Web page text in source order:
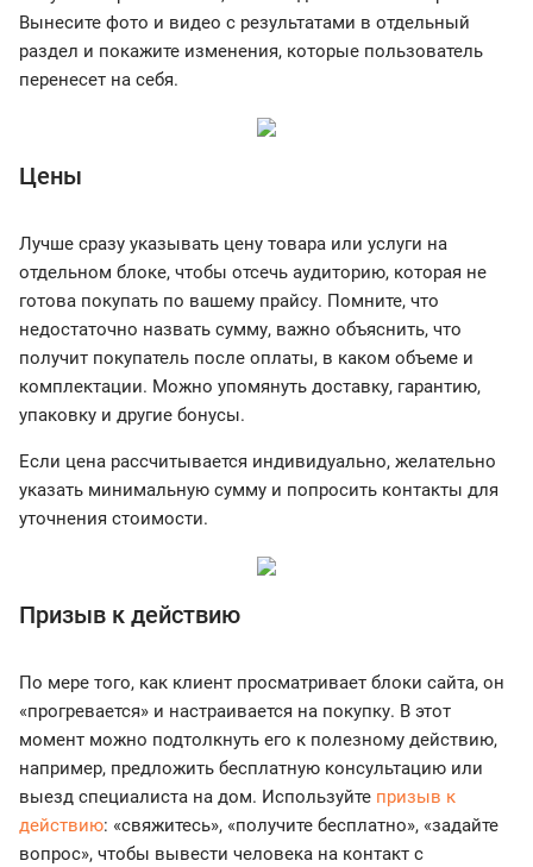
Вынесите фото и видео с результатами в отдельный
раздел и покажите изменения, которые пользователь
перенесет на себя.
Цены
Лучше сразу указывать цену товара или услуги на
отдельном блоке, чтобы отсечь аудиторию, которая не
готова покупать по вашему прайсу. Помните, что
недостаточно назвать сумму, важно объяснить, что
получит покупатель после оплаты, в каком объеме и
комплектации. Можно упомянуть доставку, гарантию,
упаковку и другие бонусы.
Если цена рассчитывается индивидуально, желательно
указать минимальную сумму и попросить контакты для
уточнения стоимости.
Призыв к действию
По мере того, как клиент просматривает блоки сайта, он
«прогревается» и настраивается на покупку. В этот
момент можно подтолкнуть его к полезному действию,
например, предложить бесплатную консультацию или
выезд специалиста на дом. Используйте призыв к
действию: «свяжитесь», «получите бесплатно», «задайте
вопрос», чтобы вывести человека на контакт с